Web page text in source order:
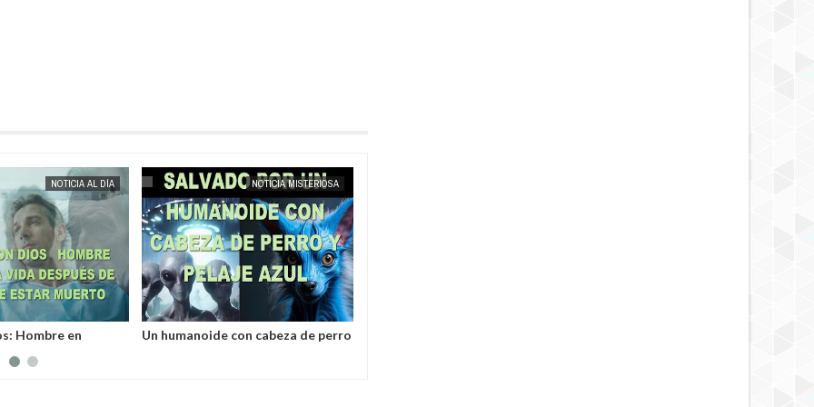
MAY
NOTICIA AL DÍA
Hombre en
declarado muerto
NOTICIA MISTERIOSA
Un humanoide con cabeza de perro